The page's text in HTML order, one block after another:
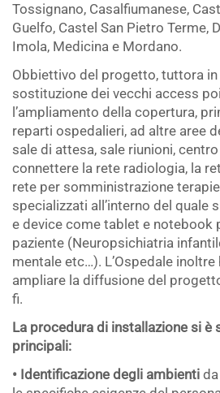
Tossignano, Casalfiumanese,
Guelfo, Castel San Pietro Terme,
Imola, Medicina e Mordano.
Obbiettivo del progetto, tuttora in
sostituzione dei vecchi access
l’ampliamento della copertura,
reparti ospedalieri, ad altre aree
sale di attesa, sale riunioni,
connettere la rete radiologia, la
rete per somministrazione
specializzati all’interno del quale
e device come tablet e notebook
paziente (Neuropsichiatria
mentale etc…). L’Ospedale
ampliare la diffusione del
fi.
La procedura di installazione si è
principali:
• Identificazione degli ambienti